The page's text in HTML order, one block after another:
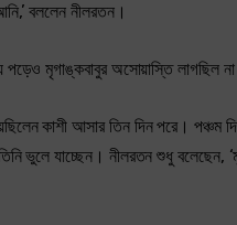
বললেন নীলরতন।
পড়েও মৃগাঙ্কবাবুর অসোয়াস্তি
কাশী আসার তিন দিন পরে।
ভুলে যাচ্ছেন। নীলরতন শুধু